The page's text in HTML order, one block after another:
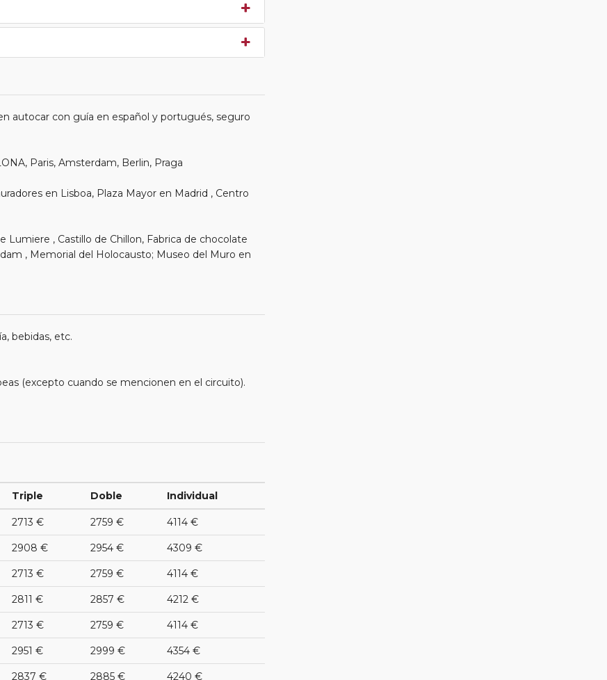
autocar con guía en español y portugués, seguro
Paris, Amsterdam, Berlin, Praga
en Lisboa, Plaza Mayor en Madrid , Centro
Lumiere , Castillo de Chillon, Fabrica de chocolate
, Memorial del Holocausto; Museo del Muro en
bebidas, etc.
(excepto cuando se mencionen en el circuito).
Triple Doble Individual
2713 € 2759 € 4114 €
2908 € 2954 € 4309 €
2713 € 2759 € 4114 €
2811 € 2857 € 4212 €
2713 € 2759 € 4114 €
2951 € 2999 € 4354 €
2837 € 2885 € 4240 €